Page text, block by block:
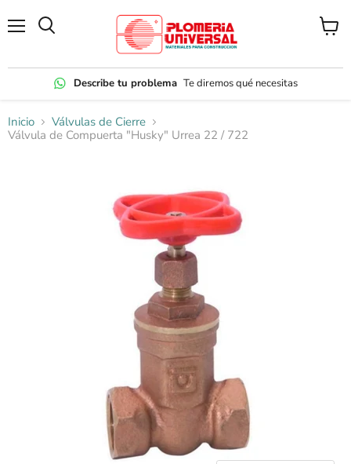
Describe tu problema Te diremos qué necesitas
Ver
Inicio
Válvulas de Cierre
Válvula de Compuerta "Husky" Urrea 22 / 722